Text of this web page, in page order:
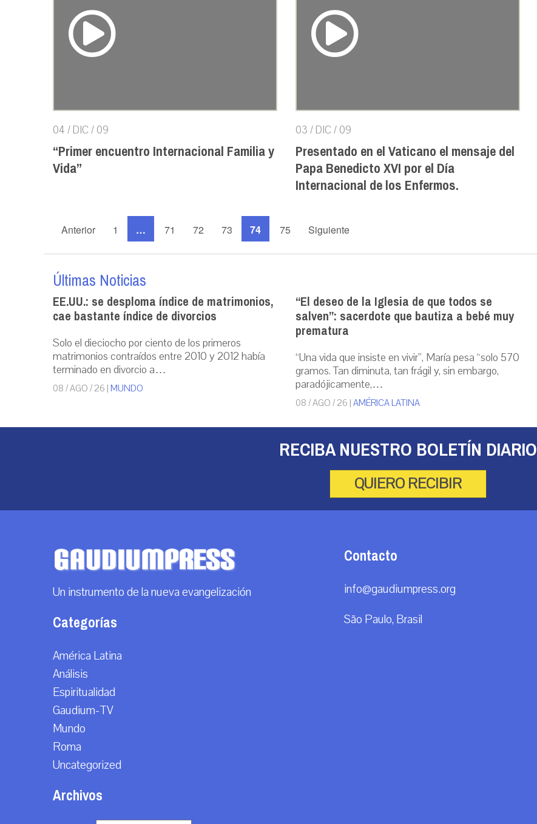
04 / DIC / 09
“Primer encuentro Internacional Familia y
Vida”
03 / DIC / 09
Presentado en el Vaticano el mensaje del
Papa Benedicto XVI por el Día
Internacional de los Enfermos.
Anterior 1 … 71 72 73 74 75 Siguiente
Últimas Noticias
EE.UU.: se desploma índice de matrimonios,
cae bastante índice de divorcios
Solo el dieciocho por ciento de los primeros
matrimonios contraídos entre 2010 y 2012 había
terminado en divorcio a…
08 / AGO / 26 | MUNDO
“El deseo de la Iglesia de que todos se
salven”: sacerdote que bautiza a bebé muy
prematura
“Una vida que insiste en vivir”, María pesa “solo 570
gramos. Tan diminuta, tan frágil y, sin embargo,
paradójicamente,…
08 / AGO / 26 | AMÉRICA LATINA
RECIBA NUESTRO BOLETÍN DIARIO
QUIERO RECIBIR
Un instrumento de la nueva evangelización
Categorías
América Latina
Análisis
Espiritualidad
Gaudium-TV
Mundo
Roma
Uncategorized
Archivos
Contacto
info@gaudiumpress.org
São Paulo, Brasil